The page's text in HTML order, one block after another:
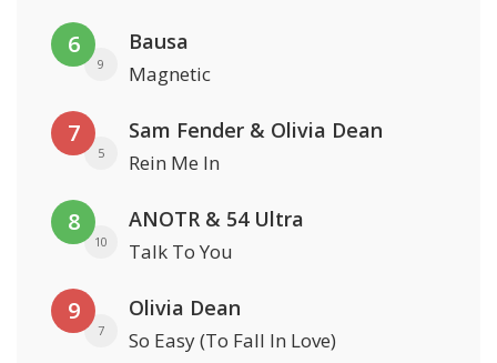
6
9
Bausa
Magnetic
7
5
Sam Fender & Olivia Dean
Rein Me In
8
10
ANOTR & 54 Ultra
Talk To You
9
7
Olivia Dean
So Easy (To Fall In Love)